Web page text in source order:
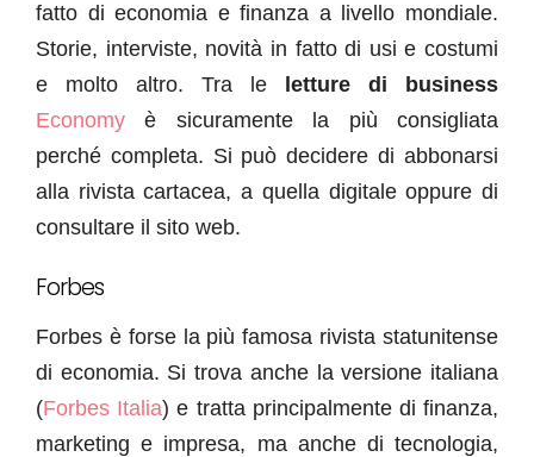
fatto di economia e finanza a livello mondiale.
Storie, interviste, novità in fatto di usi e costumi
e molto altro. Tra le
letture di business
Economy è sicuramente la più consigliata
perché completa. Si può decidere di abbonarsi
alla rivista cartacea, a quella digitale oppure di
consultare il sito web.
Forbes
Forbes è forse la più famosa rivista statunitense
di economia. Si trova anche la versione italiana
(Forbes Italia) e tratta principalmente di finanza,
marketing e impresa, ma anche di tecnologia,